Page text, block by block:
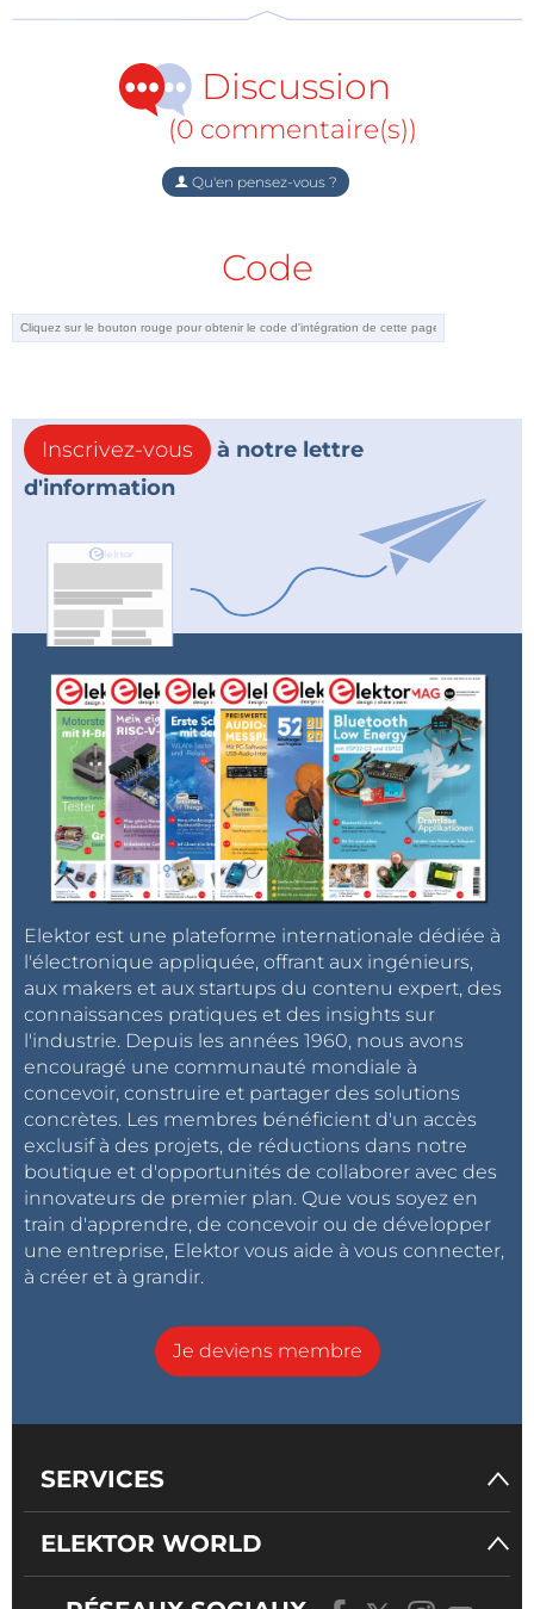
Discussion
(0 commentaire(s))
Qu'en pensez-vous ?
Code
Inscrivez-vous
à notre lettre
d'information
Elektor est une plateforme internationale dédiée à
l'électronique appliquée, offrant aux ingénieurs,
aux makers et aux startups du contenu expert, des
connaissances pratiques et des insights sur
l'industrie. Depuis les années 1960, nous avons
encouragé une communauté mondiale à
concevoir, construire et partager des solutions
concrètes. Les membres bénéficient d'un accès
exclusif à des projets, de réductions dans notre
boutique et d'opportunités de collaborer avec des
innovateurs de premier plan. Que vous soyez en
train d'apprendre, de concevoir ou de développer
une entreprise, Elektor vous aide à vous connecter,
à créer et à grandir.
Je deviens membre
SERVICES
ELEKTOR WORLD